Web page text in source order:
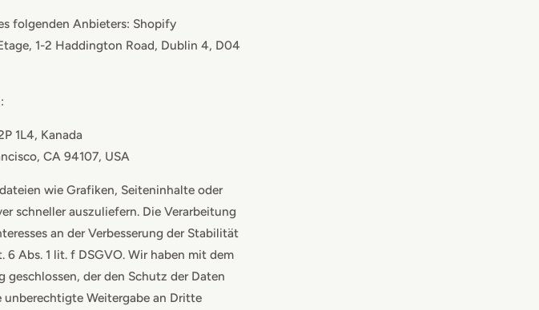
folgenden Anbieters: Shopify
1-2 Haddington Road, Dublin 4, D04
1L4, Kanada
CA 94107, USA
wie Grafiken, Seiteninhalte oder
schneller auszuliefern. Die Verarbeitung
an der Verbesserung der Stabilität
Abs. 1 lit. f DSGVO. Wir haben mit dem
der den Schutz der Daten
unberechtigte Weitergabe an Dritte